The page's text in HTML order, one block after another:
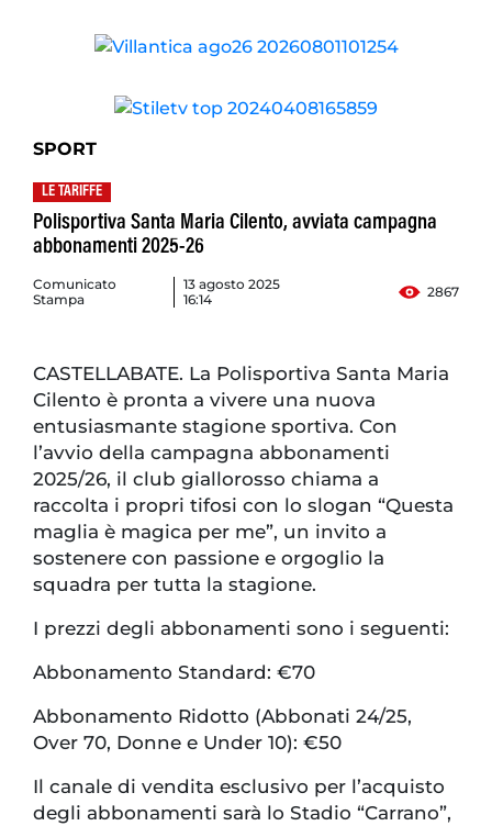
SPORT
LE TARIFFE
Polisportiva Santa Maria Cilento, avviata campagna
abbonamenti 2025-26
Comunicato
Stampa
13 agosto 2025
16:14
2867
CASTELLABATE. La Polisportiva Santa Maria
Cilento è pronta a vivere una nuova
entusiasmante stagione sportiva. Con
l’avvio della campagna abbonamenti
2025/26, il club giallorosso chiama a
raccolta i propri tifosi con lo slogan “Questa
maglia è magica per me”, un invito a
sostenere con passione e orgoglio la
squadra per tutta la stagione.
I prezzi degli abbonamenti sono i seguenti:
Abbonamento Standard: €70
Abbonamento Ridotto (Abbonati 24/25,
Over 70, Donne e Under 10): €50
Il canale di vendita esclusivo per l’acquisto
degli abbonamenti sarà lo Stadio “Carrano”,